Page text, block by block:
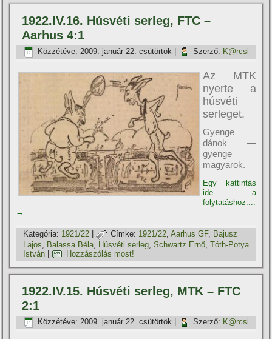
1922.IV.16. Húsvéti serleg, FTC –
Aarhus 4:1
Közzétéve: 2009. január 22. csütörtök Szerző: K@rcsi
Az MTK
nyerte a
húsvéti
serleget.
Gyenge
dánok —
gyenge
magyarok.
Egy kattintás
ide a
folytatáshoz....
→
Kategória: 1921/22 | Címke: 1921/22,Aarhus GF, Bajusz
Lajos
Balassa Béla Húsvéti serleg ,Schwartz Ernő ,Tóth-Potya
István
Hozzászólás most!
1922.IV.15. Húsvéti serleg, MTK – FTC
2:1
Közzétéve: 2009. január 22. csütörtök Szerző: K@rcsi